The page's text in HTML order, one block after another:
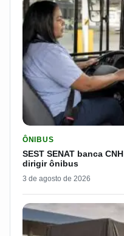
ÔNIBUS
SEST SENAT banca
dirigir ônibus
3 de agosto de 2026